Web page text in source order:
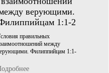
правильных
между
Филиппийцам 1:1-